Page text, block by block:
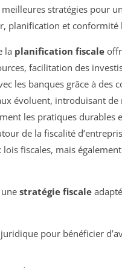
stratégies pour
planification et conformité
la planification fiscale
facilitation des
les banques grâce à des
évoluent, introduisant de
les pratiques durables
de la fiscalité
fiscales, mais
stratégie fiscale
pour bénéficier